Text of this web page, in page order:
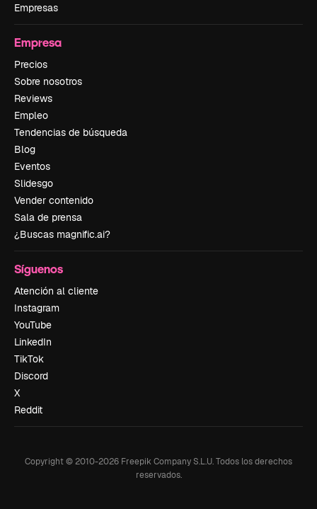
Empresas
Empresa
Precios
Sobre nosotros
Reviews
Empleo
Tendencias de búsqueda
Blog
Eventos
Slidesgo
Vender contenido
Sala de prensa
¿Buscas magnific.ai?
Síguenos
Atención al cliente
Instagram
YouTube
LinkedIn
TikTok
Discord
X
Reddit
Copyright © 2010-2026 Freepik Company S.L.U.Todos los derechos
reservados.